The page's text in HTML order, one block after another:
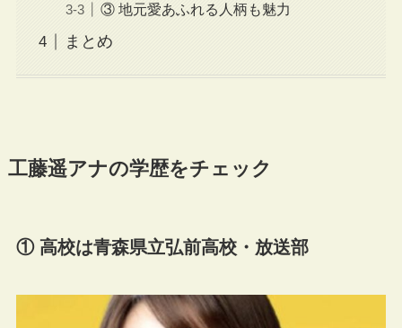
③ 地元愛あふれる人柄も魅力
まとめ
工藤遥アナの学歴をチェック
① 高校は青森県立弘前高校・放送部